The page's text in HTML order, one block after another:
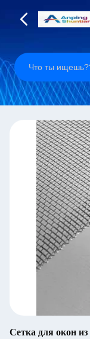
Сетка для окон